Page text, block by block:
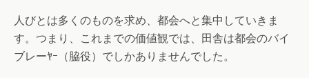
人びとは多くのものを求め、都会へと集中していきま
す。つまり、これまでの価値観では、田舎は都会のバイ
ブレーﾔｰ（脇役）でしかありませんでした。